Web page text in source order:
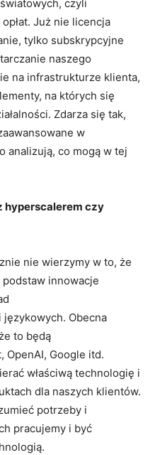
czyli
Już nie licencja
tylko subskrypcyjne
naszego
na infrastrukturze klienta,
na których się
Zdarza się tak,
w
analizują, co mogą w tej
hyperscalerem czy
nie wierzymy w to, że
innowacje
Obecna
to będą
OpenAI, Google itd.
właściwą technologię i
dla naszych klientów.
potrzeby i
pracujemy i być